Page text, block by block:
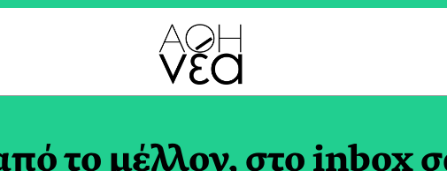
TAG
το μέλλον, στο inbox